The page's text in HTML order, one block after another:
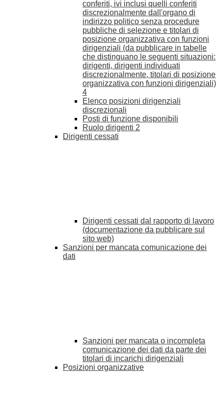
conferiti, ivi inclusi quelli conferiti
discrezionalmente dall'organo di
indirizzo politico senza procedure
pubbliche di selezione e titolari di
posizione organizzativa con funzioni
dirigenziali (da pubblicare in tabelle
che distinguano le seguenti situazioni:
dirigenti, dirigenti individuati
discrezionalmente, titolari di posizione
organizzativa con funzioni dirigenziali)
4
Elenco posizioni dirigenziali
discrezionali
Posti di funzione disponibili
Ruolo dirigenti 2
Dirigenti cessati
Dirigenti cessati dal rapporto di lavoro
(documentazione da pubblicare sul
sito web)
Sanzioni per mancata comunicazione dei
dati
Sanzioni per mancata o incompleta
comunicazione dei dati da parte dei
titolari di incarichi dirigenziali
Posizioni organizzative